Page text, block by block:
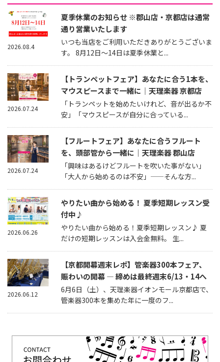
夏季休業のお知らせ ※郡山店・京都店は通常
通り営業いたします
いつも当店をご利用いただきありがとうございま
す。 8月12日～14日は夏季休業と...
2026.08.4
【トランペットフェア】あなたに合う1本を、
マウスピースまで一緒に｜天理楽器 京都店
「トランペットを始めたいけれど、音が出るか不
安」「マウスピースが自分に合っている...
2026.07.24
【フルートフェア】あなたに合うフルート
を、頭部管から一緒に｜天理楽器 郡山店
「興味はあるけどフルートを吹いた事がない」
「大人から始めるのは不安」——そんな方...
2026.07.24
やりたい曲から始める！ 夏季短期レッスン受
付中♪
やりたい曲から始める！夏季短期レッスン♪ 夏
だけの短期レッスンは入会金無料。 生...
2026.06.26
【京都開幕週末レポ】管楽器300本フェア、
賑わいの開幕 — 締めは最終週末6/13・14へ
6月6日（土）、天理楽器イオンモール京都店で、
管楽器300本を集めた年に一度のフ...
2026.06.12